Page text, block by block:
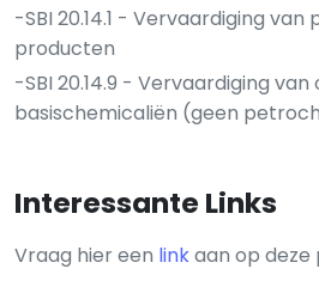
-SBI 20.14.1 - Vervaardiging
producten
-SBI 20.14.9 - Vervaardiging
basischemicaliën (geen
Interessante Links
Vraag hier een linkaan op deze